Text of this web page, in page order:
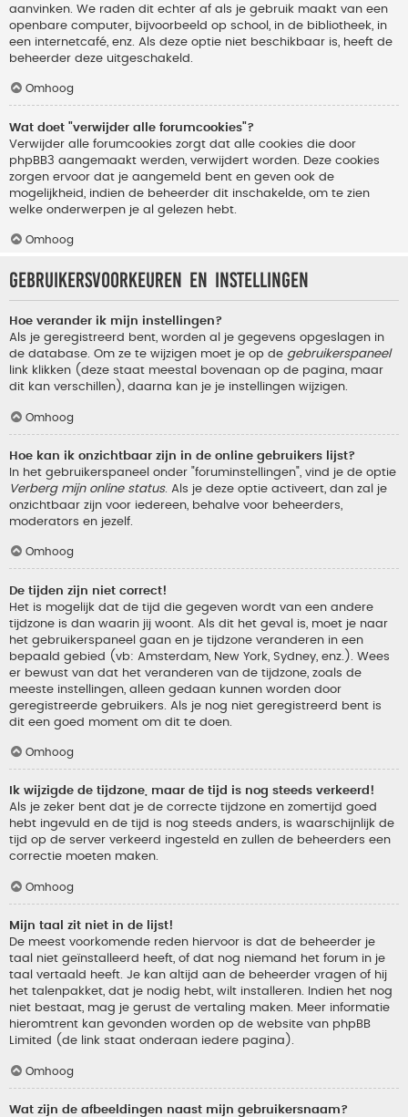
aanvinken. We raden dit echter af als je gebruik maakt van een
openbare computer, bijvoorbeeld op school, in de bibliotheek, in
een internetcafé, enz. Als deze optie niet beschikbaar is, heeft de
beheerder deze uitgeschakeld.
Omhoog
Wat doet "verwijder alle forumcookies"?
Verwijder alle forumcookies zorgt dat alle cookies die door
phpBB3 aangemaakt werden, verwijdert worden. Deze cookies
zorgen ervoor dat je aangemeld bent en geven ook de
mogelijkheid, indien de beheerder dit inschakelde, om te zien
welke onderwerpen je al gelezen hebt.
Omhoog
Gebruikersvoorkeuren en instellingen
Hoe verander ik mijn instellingen?
Als je geregistreerd bent, worden al je gegevens opgeslagen in
de database. Om ze te wijzigen moet je op de gebruikerspaneel
link klikken (deze staat meestal bovenaan op de pagina, maar
dit kan verschillen), daarna kan je je instellingen wijzigen.
Omhoog
Hoe kan ik onzichtbaar zijn in de online gebruikers lijst?
In het gebruikerspaneel onder "foruminstellingen", vind je de optie
Verberg mijn online status. Als je deze optie activeert, dan zal je
onzichtbaar zijn voor iedereen, behalve voor beheerders,
moderators en jezelf.
Omhoog
De tijden zijn niet correct!
Het is mogelijk dat de tijd die gegeven wordt van een andere
tijdzone is dan waarin jij woont. Als dit het geval is, moet je naar
het gebruikerspaneel gaan en je tijdzone veranderen in een
bepaald gebied (vb: Amsterdam, New York, Sydney, enz.). Wees
er bewust van dat het veranderen van de tijdzone, zoals de
meeste instellingen, alleen gedaan kunnen worden door
geregistreerde gebruikers. Als je nog niet geregistreerd bent is
dit een goed moment om dit te doen.
Omhoog
Ik wijzigde de tijdzone, maar de tijd is nog steeds verkeerd!
Als je zeker bent dat je de correcte tijdzone en zomertijd goed
hebt ingevuld en de tijd is nog steeds anders, is waarschijnlijk de
tijd op de server verkeerd ingesteld en zullen de beheerders een
correctie moeten maken.
Omhoog
Mijn taal zit niet in de lijst!
De meest voorkomende reden hiervoor is dat de beheerder je
taal niet geïnstalleerd heeft, of dat nog niemand het forum in je
taal vertaald heeft. Je kan altijd aan de beheerder vragen of hij
het talenpakket, dat je nodig hebt, wilt installeren. Indien het nog
niet bestaat, mag je gerust de vertaling maken. Meer informatie
hieromtrent kan gevonden worden op de website van phpBB
Limited (de link staat onderaan iedere pagina).
Omhoog
Wat zijn de afbeeldingen naast mijn gebruikersnaam?